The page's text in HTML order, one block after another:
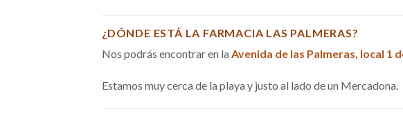
¿DÓNDE ESTÁ LA FARMACIA LAS PALMERAS?
Nos podrás encontrar en la Avenida de las Palmeras, local 1
Estamos muy cerca de la playa y justo al lado de un Mercadona.